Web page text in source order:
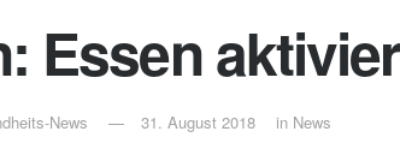
Essen
News 31. August 2018 in News